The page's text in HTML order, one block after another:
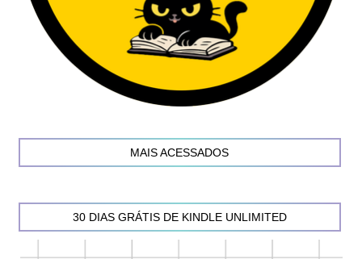
MAIS ACESSADOS
30 DIAS GRÁTIS DE KINDLE UNLIMITED